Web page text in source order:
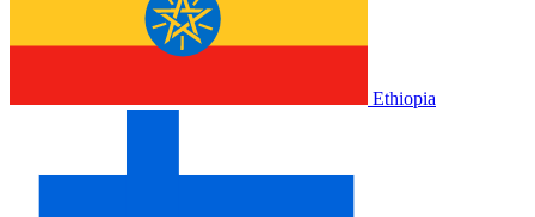
Ethiopia